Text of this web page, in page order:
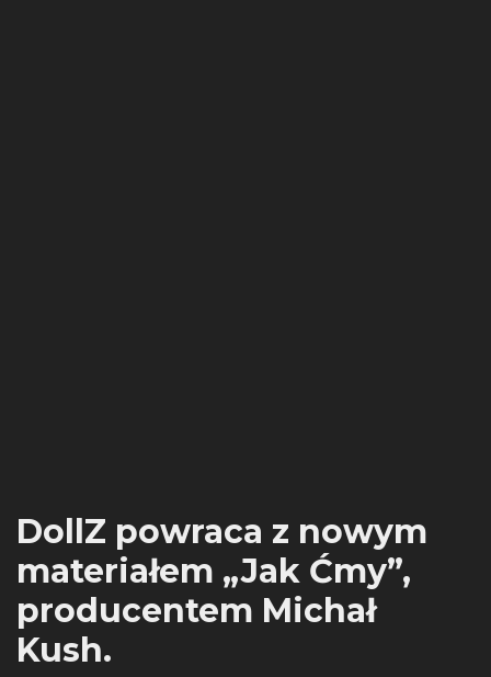
DollZ powraca z nowym
materiałem „Jak Ćmy”,
producentem Michał
Kush.